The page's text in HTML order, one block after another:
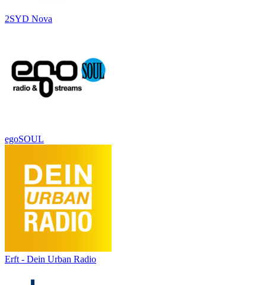
2SYD Nova
egoSOUL
Erft - Dein Urban Radio